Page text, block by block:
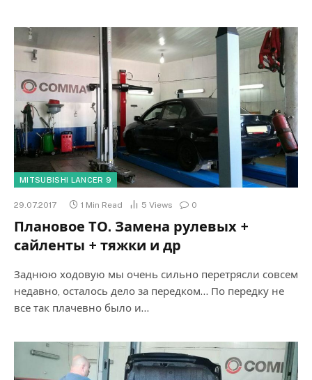
MITSUBISHI LANCER 9
29.07.2017 1 Min Read 5 Views 0
Плановое ТО. Замена рулевых +
сайленты + тяжки и др
Заднюю ходовую мы очень сильно перетрясли совсем
недавно, осталось дело за передком… По передку не
все так плачевно было и…